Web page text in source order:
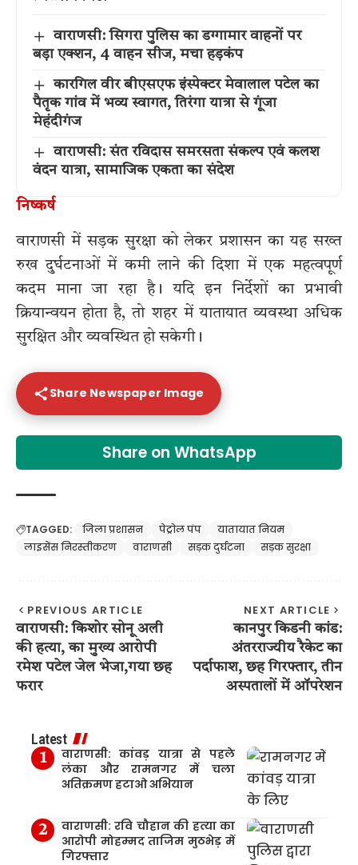
वाराणसी: सिगरा पुलिस का डग्गामार वाहनों पर
बड़ा एक्शन, 4 वाहन सीज, मचा हड़कंप
कारगिल वीर बीएसएफ इंस्पेक्टर मेवालाल पटेल का
पैतृक गांव में भव्य स्वागत, तिरंगा यात्रा से गूंजा
मेहंदीगंज
वाराणसी: संत रविदास समरसता संकल्प एवं कलश
वंदन यात्रा, सामाजिक एकता का संदेश
निष्कर्ष
वाराणसी में सड़क सुरक्षा को लेकर प्रशासन का यह सख्त
रुख दुर्घटनाओं में कमी लाने की दिशा में एक महत्वपूर्ण
कदम माना जा रहा है। यदि इन निर्देशों का प्रभावी
क्रियान्वयन होता है, तो शहर में यातायात व्यवस्था अधिक
सुरक्षित और व्यवस्थित हो सकेगी।
Share Newspaper Image
Share on WhatsApp
TAGGED: जिला प्रशासन पेट्रोल पंप
यातायात नियम
लाइसेंस निरस्तीकरण
वाराणसी सड़क दुर्घटना सड़क सुरक्षा
PREVIOUS ARTICLE
वाराणसी: किशोर सोनू अली
की हत्या, का मुख्य आरोपी
रमेश पटेल जेल भेजा,गया छह
फरार
NEXT ARTICLE
कानपुर किडनी कांड:
अंतरराज्यीय रैकेट का
पर्दाफाश, छह गिरफ्तार, तीन
अस्पतालों में ऑपरेशन
Latest
वाराणसी: कांवड़ यात्रा से पहले
लंका और रामनगर में चला
अतिक्रमण हटाओ अभियान
वाराणसी: रवि चौहान की हत्या का
आरोपी मोहम्मद ताजिम मुठभेड़ में
गिरफ्तार